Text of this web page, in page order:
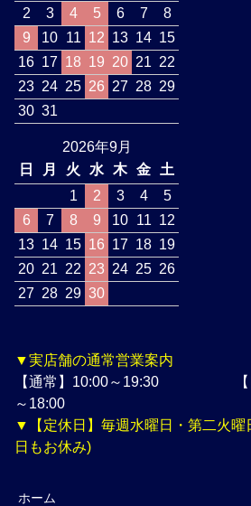
2
3 4 5 6 7
8
9
10 11 12 13 14 15
16 17 18 19 20 21 22
23 24 25 26 27 28 29
30 31
2026年9月
日
月 火 水 木 金
土
1
2 3 4
5
6
7 8 9 10 11 12
13 14 15 16 17 18 19
20 21 22 23 24 25 26
27 28 29 30
▼実店舗の通常営業案内
【通常】10:00～19:30 【日
～18:00
▼【定休日】毎週水曜日・第二火曜
日もお休み)
ホーム